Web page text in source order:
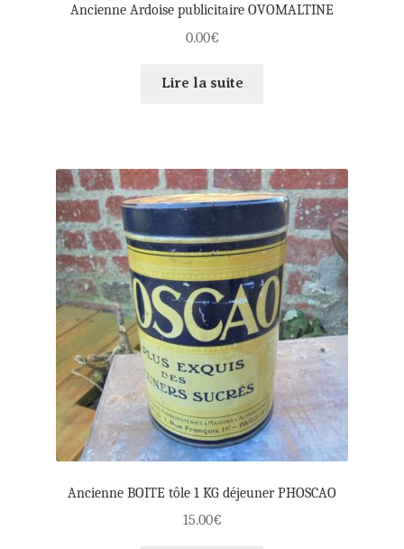
Ancienne Ardoise publicitaire OVOMALTINE
0.00€
Lire la suite
Ancienne BOITE tôle 1 KG déjeuner PHOSCAO
15.00€